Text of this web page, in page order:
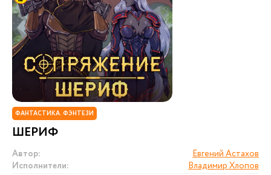
ФАНТАСТИКА. ФЭНТЕЗИ
ШЕРИФ
Автор:
Евгений Астахов
Исполнители:
Владимир Хлопов